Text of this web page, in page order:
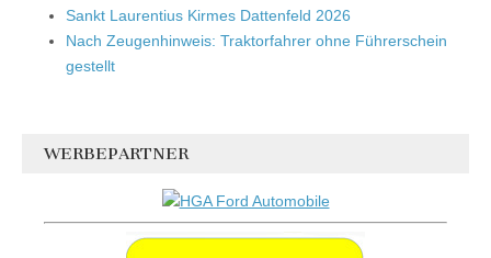
Sankt Laurentius Kirmes Dattenfeld 2026
Nach Zeugenhinweis: Traktorfahrer ohne Führerschein
gestellt
WERBEPARTNER